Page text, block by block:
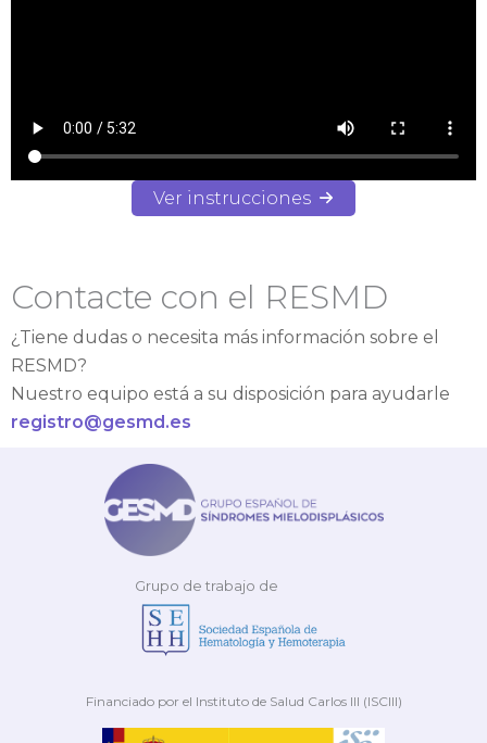
Ver instrucciones
Contacte con el RESMD
¿Tiene dudas o necesita más información sobre el
RESMD?
Nuestro equipo está a su disposición para ayudarle
registro@gesmd.es
Grupo de trabajo de
Financiado por el Instituto de Salud Carlos III (ISCIII)